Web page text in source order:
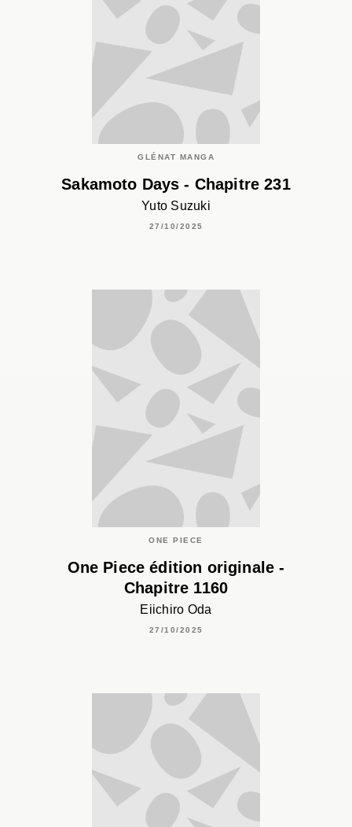
GLÉNAT MANGA
Sakamoto Days - Chapitre 231
Yuto Suzuki
27/10/2025
ONE PIECE
One Piece édition originale -
Chapitre 1160
Eiichiro Oda
27/10/2025